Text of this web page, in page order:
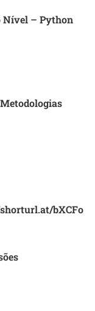
Nível – Python
bXCFo